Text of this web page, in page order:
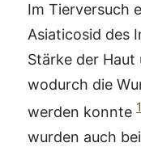
Im Tierversuch
Asiaticosid des
Stärke der Haut
wodurch die
werden konnte
wurden auch